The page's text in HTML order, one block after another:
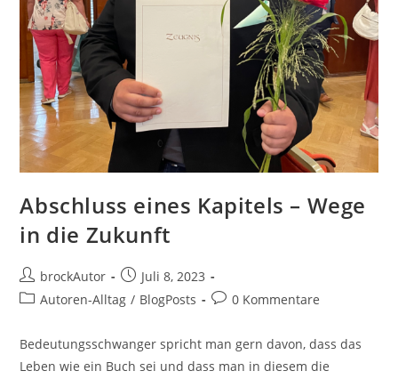
Abschluss eines Kapitels – Wege
in die Zukunft
brockAutor
Juli 8, 2023
Autoren-Alltag / BlogPosts 0 Kommentare
Bedeutungsschwanger spricht man gern davon, dass das
Leben wie ein Buch sei und dass man in diesem die